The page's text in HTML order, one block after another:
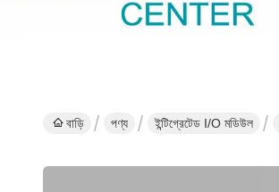
বাড়ি পণ্য ইন্টিগ্রেটেড I/O মডিউল